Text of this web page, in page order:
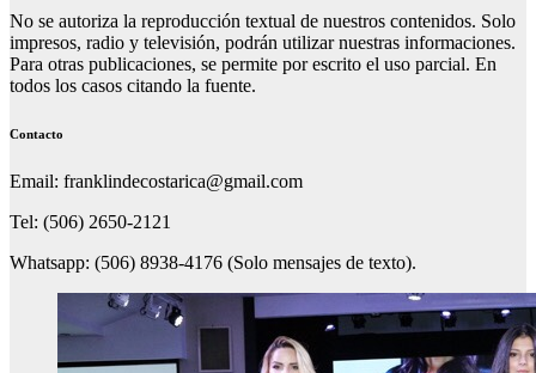
No se autoriza la reproducción textual de nuestros contenidos. Solo
impresos, radio y televisión, podrán utilizar nuestras informaciones.
Para otras publicaciones, se permite por escrito el uso parcial. En
todos los casos citando la fuente.
Contacto
Email: franklindecostarica@gmail.com
Tel: (506) 2650-2121
Whatsapp: (506) 8938-4176 (Solo mensajes de texto).